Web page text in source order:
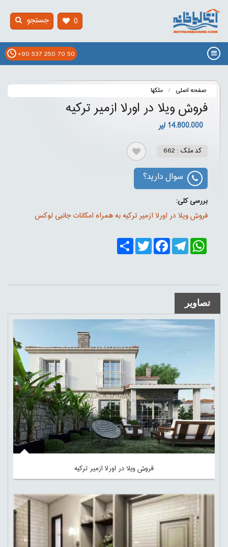
0
+90 537 250 70 50
جستجو
صفحه اصلی ملکها
فروش ویلا در اورلا ازمیر ترکیه
14.800.000 لیر
کد ملک : 662
سوال دارید؟
بررسی کلی:
فروش ویلا در اورلا ازمیر ترکیه به همراه امکانات جانبی لوکس
ShareTwitter
FacebookTelegramWhatsApp
تصاویر
فروش ویلا در اورلا ازمیر ترکیه